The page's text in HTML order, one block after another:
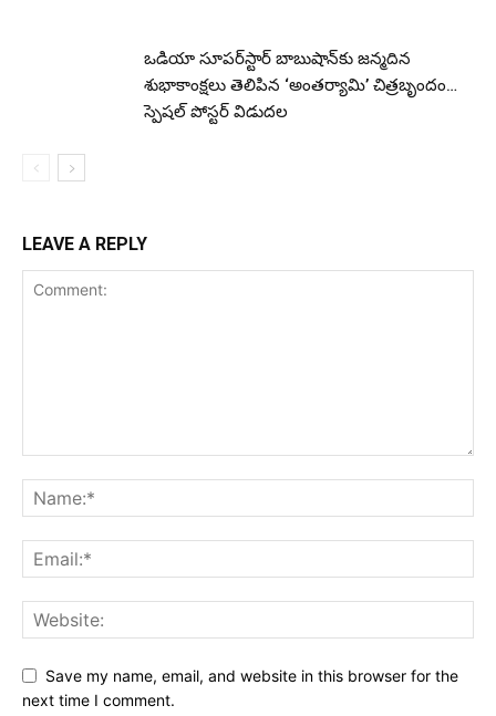
ఒడియా సూపర్‌స్టార్ బాబుషాన్‌కు జన్మదిన
శుభాకాంక్షలు తెలిపిన ‘అంతర్యామి’ చిత్రబృందం…
స్పెషల్ పోస్టర్ విడుదల
LEAVE A REPLY
Save my name, email, and website in this browser for the
next time I comment.